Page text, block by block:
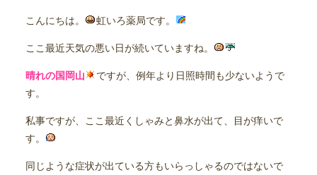
こんにちは。 虹いろ薬局です。
ここ最近天気の悪い日が続いていますね。
晴れの国岡山
ですが、例年より日照時間も少ないようで
す。
私事ですが、ここ最近くしゃみと鼻水が出て、目が痒いで
す。
同じような症状が出ている方もいらっしゃるのではないで